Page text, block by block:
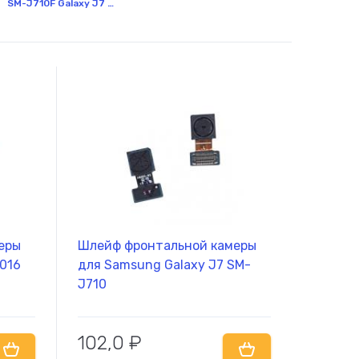
самовывоз товара из офиса
самовывоз товара из офиса
SM-J710F Galaxy J7 (2016)
Шлейф фронтальной камеры
для Samsung Galaxy J7 SM-
J710
102,0 ₽